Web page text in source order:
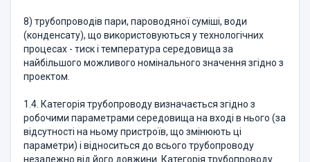
8) трубопроводів пари, пароводяної суміші, води
(конденсату), що використовуються у технологічних
процесах - тиск і температура середовища за
найбільшого можливого номінального значення згідно з
проектом.
1.4. Категорія трубопроводу визначається згідно з
робочими параметрами середовища на вході в нього (за
відсутності на ньому пристроїв, що змінюють ці
параметри) і відноситься до всього трубопроводу
незалежно від його довжини. Категорія трубопроводу